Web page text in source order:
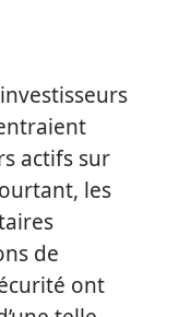
actifs sur
les
de
ont